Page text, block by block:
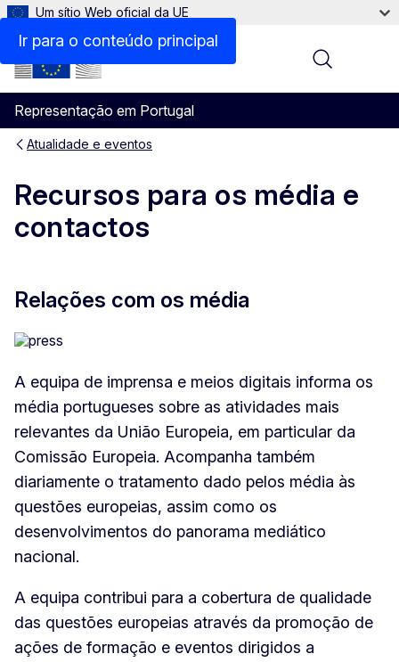
Ir para o conteúdo principal
Um sítio Web oficial da UE
Representação em Portugal
Menu
Atualidade e eventos
Recursos para os média e
contactos
Relações com os média
A equipa de imprensa e meios digitais informa os
média portugueses sobre as atividades mais
relevantes da União Europeia, em particular da
Comissão Europeia. Acompanha também
diariamente o tratamento dado pelos média às
questões europeias, assim como os
desenvolvimentos do panorama mediático
nacional.
A equipa contribui para a cobertura de qualidade
das questões europeias através da promoção de
ações de formação e eventos dirigidos a